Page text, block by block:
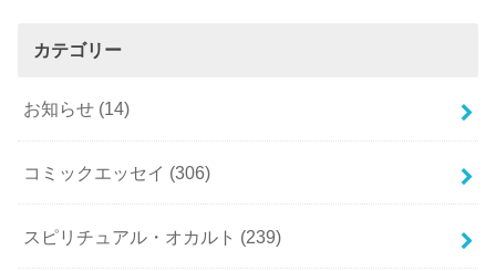
カテゴリー
お知らせ (14)
コミックエッセイ (306)
スピリチュアル・オカルト (239)